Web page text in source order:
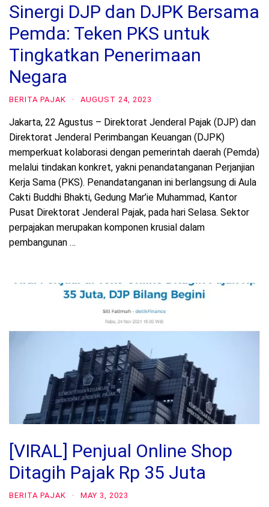
Sinergi DJP dan DJPK Bersama
Pemda: Teken PKS untuk
Tingkatkan Penerimaan
Negara
BERITA PAJAK · AUGUST 24, 2023
Jakarta, 22 Agustus – Direktorat Jenderal Pajak (DJP) dan
Direktorat Jenderal Perimbangan Keuangan (DJPK)
memperkuat kolaborasi dengan pemerintah daerah (Pemda)
melalui tindakan konkret, yakni penandatanganan Perjanjian
Kerja Sama (PKS). Penandatanganan ini berlangsung di Aula
Cakti Buddhi Bhakti, Gedung Mar’ie Muhammad, Kantor
Pusat Direktorat Jenderal Pajak, pada hari Selasa. Sektor
perpajakan merupakan komponen krusial dalam
pembangunan …
[VIRAL] Penjual Online Shop
Ditagih Pajak Rp 35 Juta
BERITA PAJAK · MAY 3, 2023